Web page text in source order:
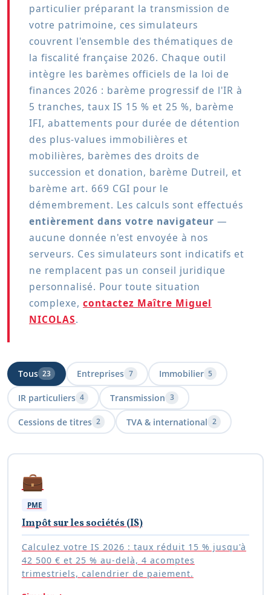
particulier préparant la transmission de
votre patrimoine, ces simulateurs
couvrent l'ensemble des thématiques de
la fiscalité française 2026. Chaque outil
intègre les barèmes officiels de la loi de
finances 2026 : barème progressif de l'IR à
5 tranches, taux IS 15 % et 25 %, barème
IFI, abattements pour durée de détention
des plus-values immobilières et
mobilières, barèmes des droits de
succession et donation, barème Dutreil, et
barème art. 669 CGI pour le
démembrement. Les calculs sont effectués
entièrement dans votre navigateur —
aucune donnée n'est envoyée à nos
serveurs. Ces simulateurs sont indicatifs et
ne remplacent pas un conseil juridique
personnalisé. Pour toute situation
complexe, contactez Maître Miguel
NICOLAS.
Tous 23 Entreprises 7 Immobilier 5
IR particuliers 4 Transmission 3
Cessions de titres 2 TVA & international 2
💼
PME
Impôt sur les sociétés (IS)
Calculez votre IS 2026 : taux réduit 15 % jusqu'à
42 500 € et 25 % au-delà, 4 acomptes
trimestriels, calendrier de paiement.